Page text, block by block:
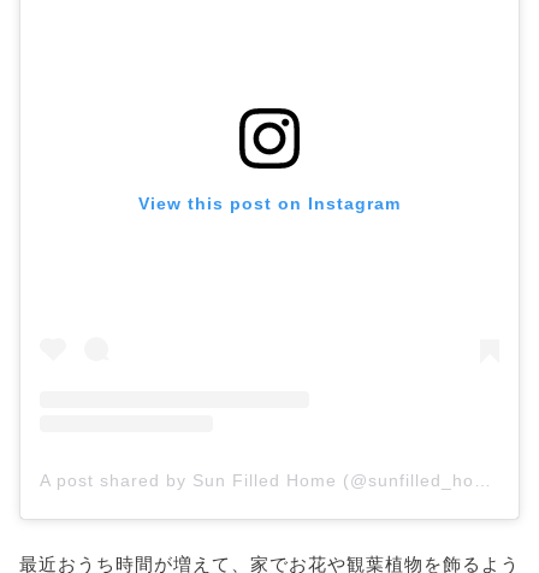
View this post on Instagram
最近おうち時間が増えて、家でお花や観葉植物を飾るよう